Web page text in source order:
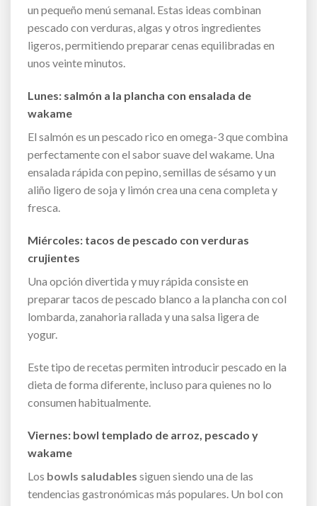
un pequeño menú semanal. Estas ideas combinan
pescado con verduras, algas y otros ingredientes
ligeros, permitiendo preparar cenas equilibradas en
unos veinte minutos.
Lunes: salmón a la plancha con ensalada de
wakame
El salmón es un pescado rico en omega-3 que combina
perfectamente con el sabor suave del wakame. Una
ensalada rápida con pepino, semillas de sésamo y un
aliño ligero de soja y limón crea una cena completa y
fresca.
Miércoles: tacos de pescado con verduras
crujientes
Una opción divertida y muy rápida consiste en
preparar tacos de pescado blanco a la plancha con col
lombarda, zanahoria rallada y una salsa ligera de
yogur.
Este tipo de recetas permiten introducir pescado en la
dieta de forma diferente, incluso para quienes no lo
consumen habitualmente.
Viernes: bowl templado de arroz, pescado y
wakame
Los bowls saludables siguen siendo una de las
tendencias gastronómicas más populares. Un bol con